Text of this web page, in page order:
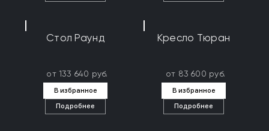
Стол Раунд
от 133 640 руб.
В избранное
Подробнее
Кресло Тюран
от 83 600 руб.
В избранное
Подробнее